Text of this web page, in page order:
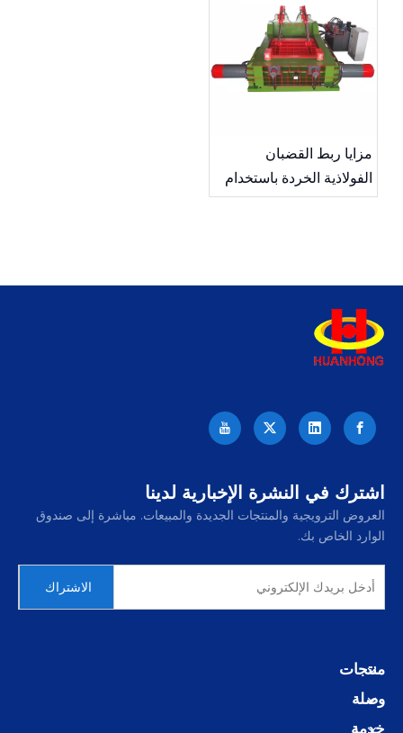
مزايا ربط القضبان
الفولاذية الخردة باستخدام
مكبس معدني
اشترك في النشرة الإخبارية لدينا
العروض الترويجية والمنتجات الجديدة والمبيعات. مباشرة إلى صندوق
الوارد الخاص بك.
الاشتراك
منتجات
وصلة
خدمة